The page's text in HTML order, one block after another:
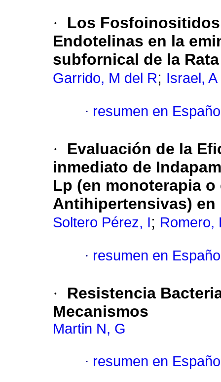
·
Los
Endotelinas en la
subfornical de la Rata
Garrido, M del R; Israel, A
· resumen en
·
Evaluación de la
inmediato de
Lp (en monoterapia
Antihipertensivas)
Soltero Pérez, I; Romero,
· resumen en
·
Resistencia
Mecanismos
Martin N, G
· resumen en